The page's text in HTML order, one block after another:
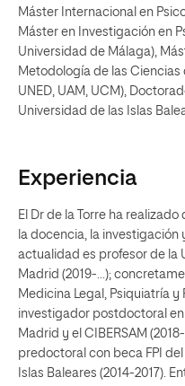
Máster Internacional en
Máster en Investigación en
Universidad de Málaga),
Metodología de las Ciencias
UNED, UAM, UCM),
Universidad de las Islas
Experiencia
El Dr de la Torre ha
la docencia, la investigación
actualidad es profesor de la
Madrid (2019-...);
Medicina Legal, Psiquiatría
investigador postdoctoral
Madrid y el CIBERSAM
predoctoral con beca FPI
Islas Baleares (2014-2017).